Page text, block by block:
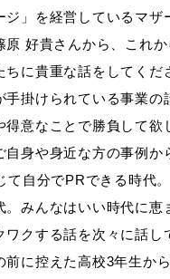
ジ」を経営しているマザ
原 好貴さんから、これ
ちに貴重な話をしてくだ
手掛けられている事業の
得意なことで勝負して欲
自身や身近な方の事例か
て自分でPRできる時代
。みんなはいい時代に恵
ワクする話を次々に話し
前に控えた高校3年生か